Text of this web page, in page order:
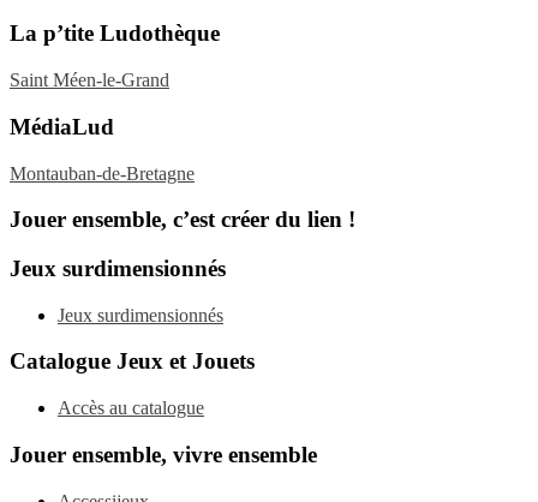
La p’tite Ludothèque
Saint Méen-le-Grand
MédiaLud
Montauban-de-Bretagne
Jouer ensemble, c’est créer du lien !
Jeux surdimensionnés
Jeux surdimensionnés
Catalogue Jeux et Jouets
Accès au catalogue
Jouer ensemble, vivre ensemble